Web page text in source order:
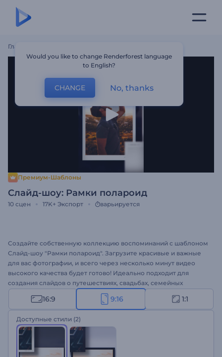
Главная
Премиум-Шаблоны
Слайд-шоу: Рамки полароид
10 сцен 17K+ Экспорт варьируется
Создайте собственную коллекцию воспоминаний с шаблоном
Слайд-шоу "Рамки полароид". Загрузите красивые и важные
для вас фотографии, и всего через несколько минут видео
высокого качества будет готово! Идеально подходит для
создания слайдов о путешествиях, свадьбах, семейных
мероприятиях, поздравлений с Днем рождения и многого
другого. Попробуйте создать слайд-шоу и сохранить свои
воспоминания!
16:9 9:16 1:1
Доступные стили (2)
Would you like to change Renderforest language
to English?
CHANGE No, thanks